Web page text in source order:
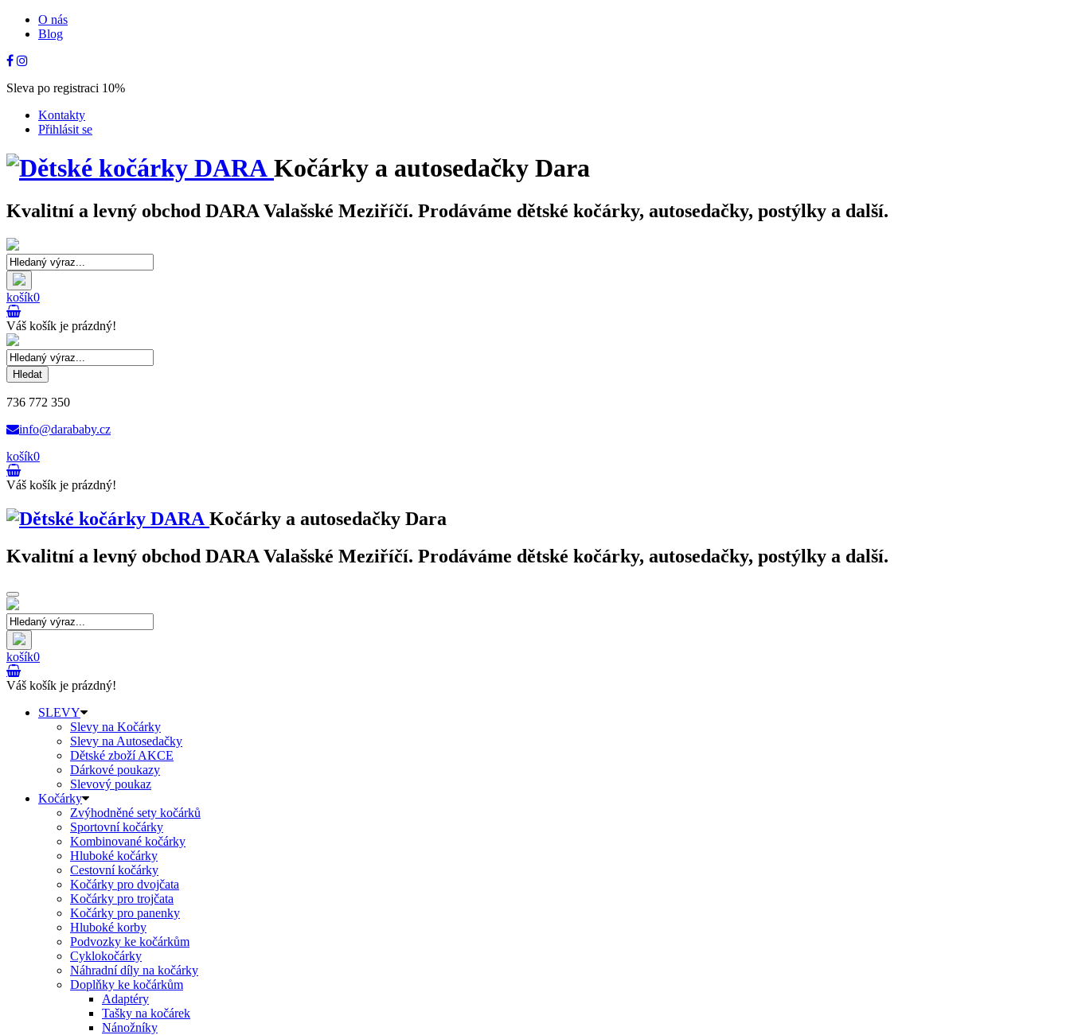
O nás
Blog
Sleva po registraci 10%
Kontakty
Přihlásit se
Kočárky a autosedačky Dara
Kvalitní a levný obchod DARA Valašské Meziříčí. Prodáváme dětské kočárky, autosedačky, postýlky a další.
košík0
Váš košík je prázdný!
Hledat
736 772 350
info@darababy.cz
košík0
Váš košík je prázdný!
Kočárky a autosedačky Dara
Kvalitní a levný obchod DARA Valašské Meziříčí. Prodáváme dětské kočárky, autosedačky, postýlky a další.
Toggle
navigation
košík0
Váš košík je prázdný!
SLEVY
Slevy na Kočárky
Slevy na Autosedačky
Dětské zboží AKCE
Dárkové poukazy
Slevový poukaz
Kočárky
Zvýhodněné sety kočárků
Sportovní kočárky
Kombinované kočárky
Hluboké kočárky
Cestovní kočárky
Kočárky pro dvojčata
Kočárky pro trojčata
Kočárky pro panenky
Hluboké korby
Podvozky ke kočárkům
Cyklokočárky
Náhradní díly na kočárky
Doplňky ke kočárkům
Adaptéry
Tašky na kočárek
Nánožníky